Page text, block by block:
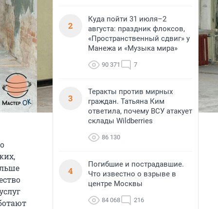
2
Куда пойти 31 июля–2
августа: праздник флоксов,
«Пространственный сдвиг» у
Манежа и «Музыка мира»
90 371 7
3
Теракты против мирных
граждан. Татьяна Ким
ответила, почему ВСУ атакует
склады Wildberries
86 130
4
Погибшие и пострадавшие.
Что известно о взрыве в
центре Москвы
84 068 216